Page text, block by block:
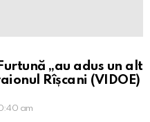
„au adus un alt
Rîșcani (VIDOE)
am